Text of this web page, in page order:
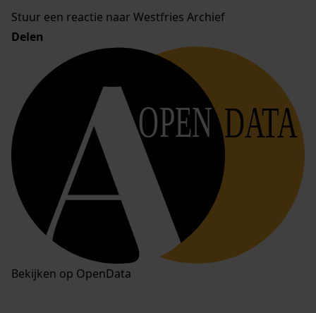
Stuur een reactie naar Westfries Archief
Delen
OPEN DATA
Bekijken op OpenData